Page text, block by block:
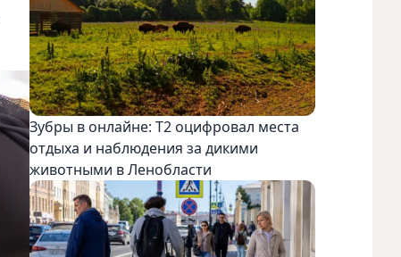
Зубры в онлайне: Т2 оцифровал места
отдыха и наблюдения за дикими
животными в Ленобласти